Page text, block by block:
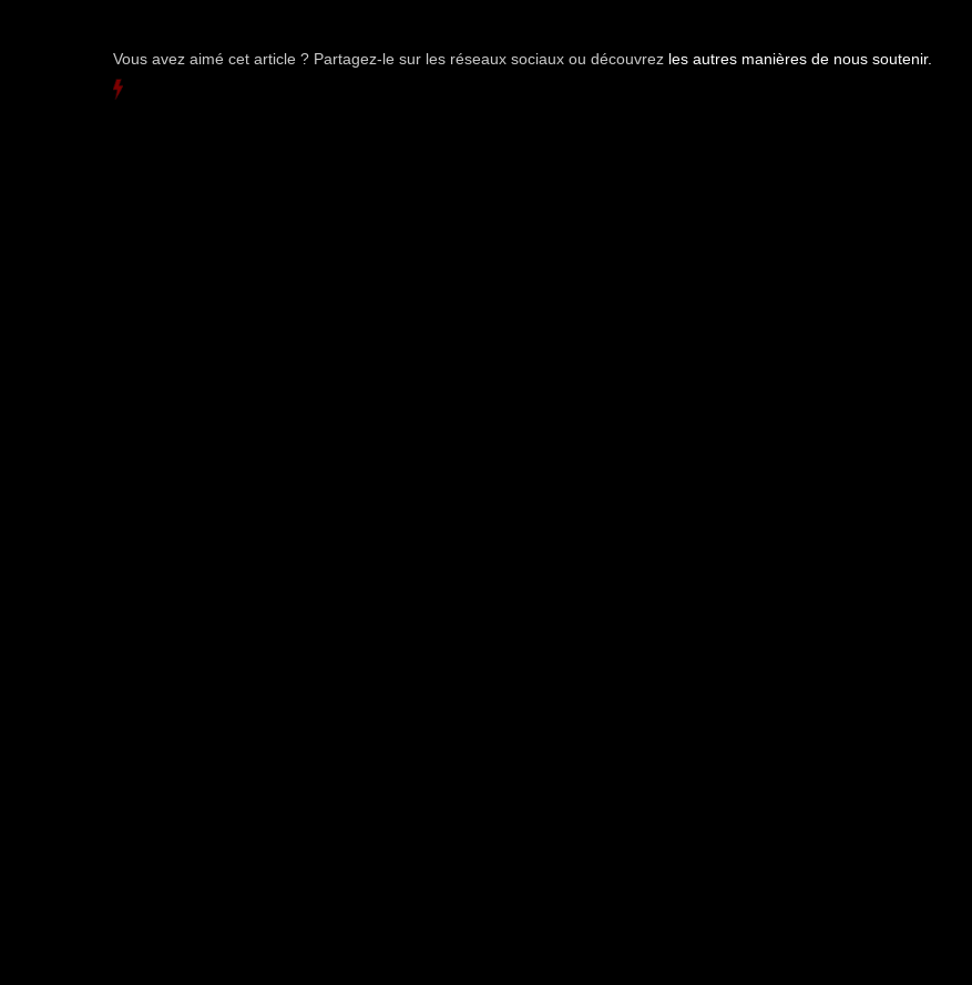
Vous avez aimé cet article ? Partagez-le sur les réseaux sociaux ou découvrez les autres manières de nous soutenir.